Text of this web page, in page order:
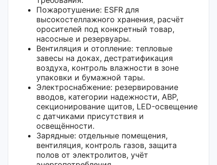
Пожаротушение: ESFR для
высокостеллажного хранения, расчёт
оросителей под конкретный товар,
насосные и резервуары.
Вентиляция и отопление: тепловые
завесы на доках, дестратификация
воздуха, контроль влажности в зоне
упаковки и бумажной тары.
Электроснабжение: резервирование
вводов, категории надежности, АВР,
секционирование щитов, LED-освещение
с датчиками присутствия и
освещённости.
Зарядные: отдельные помещения,
вентиляция, контроль газов, защита
полов от электролитов, учёт